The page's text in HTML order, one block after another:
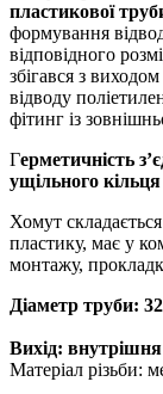
пластикової
формування
відповідного
збігався з
відводу
фітинг із
Герметичність
ущільного кільця
Хомут
пластику, має у
монтажу,
Діаметр труби:
Вихід: внутрішня
Матеріал різьби: